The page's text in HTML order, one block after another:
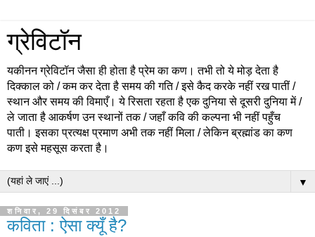
ग्रेविटॉन
यकीनन ग्रेविटॉन जैसा ही होता है प्रेम का कण। तभी तो ये मोड़ देता है
दिक्काल को / कम कर देता है समय की गति / इसे कैद करके नहीं रख पातीं /
स्थान और समय की विमाएँ। ये रिसता रहता है एक दुनिया से दूसरी दुनिया में /
ले जाता है आकर्षण उन स्थानों तक / जहाँ कवि की कल्पना भी नहीं पहुँच
पाती। इसका प्रत्यक्ष प्रमाण अभी तक नहीं मिला / लेकिन ब्रह्मांड का कण
कण इसे महसूस करता है।
▼
शनिवार, 29 दिसंबर 2012
कविता : ऐसा क्यूँ है?